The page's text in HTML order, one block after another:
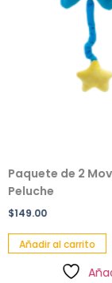
Paquete de 2
Peluche
$149.00
Añadir al carrito